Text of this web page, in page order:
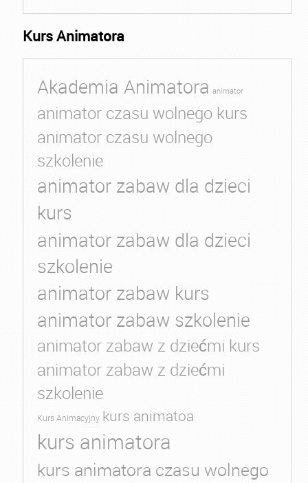
Kurs Animatora
Akademia Animatora animator
animator czasu wolnego kurs
animator czasu wolnego
szkolenie
animator zabaw dla dzieci
kurs
animator zabaw dla dzieci
szkolenie
animator zabaw kurs
animator zabaw szkolenie
animator zabaw z dziećmi kurs
animator zabaw z dziećmi
szkolenie
Kurs Animacyjny kurs animatoa
kurs animatora
kurs animatora czasu wolnego